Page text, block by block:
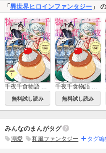
「異世界ヒロインファンタジー 」
千夜千食物語 ～敗国の姫ですが氷の皇子殿下がどうも溺愛してくれています～ 分冊版
無料試し読み
千夜千食物語 ～敗国の姫ですが氷の皇子殿下がどうも溺愛してくれています～
無料試し読み
みんなのまんがタグ
溺愛 和風ファンタジー タグ編